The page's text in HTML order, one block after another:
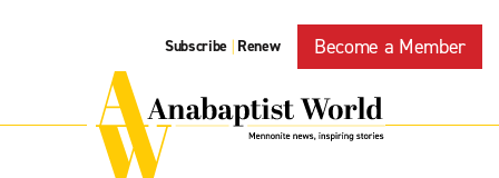
Subscribe | Renew Become a Member